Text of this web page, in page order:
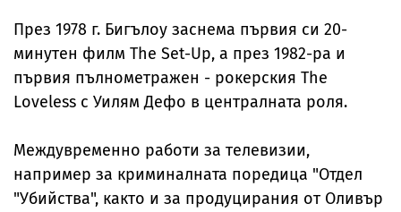
През 1978 г. Бигълоу заснема първия си 20-
минутен филм The Set-Up, а през 1982-ра и
първия пълнометражен - рокерския The
Loveless с Уилям Дефо в централната роля.
Междувременно работи за телевизии,
например за криминалната поредица "Отдел
"Убийства", както и за продуцирания от Оливър